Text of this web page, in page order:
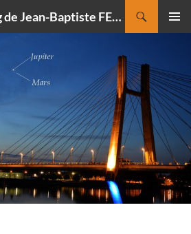
CIELMANIA : le blog de Jean-Baptiste FELDMANN, photographe du ciel